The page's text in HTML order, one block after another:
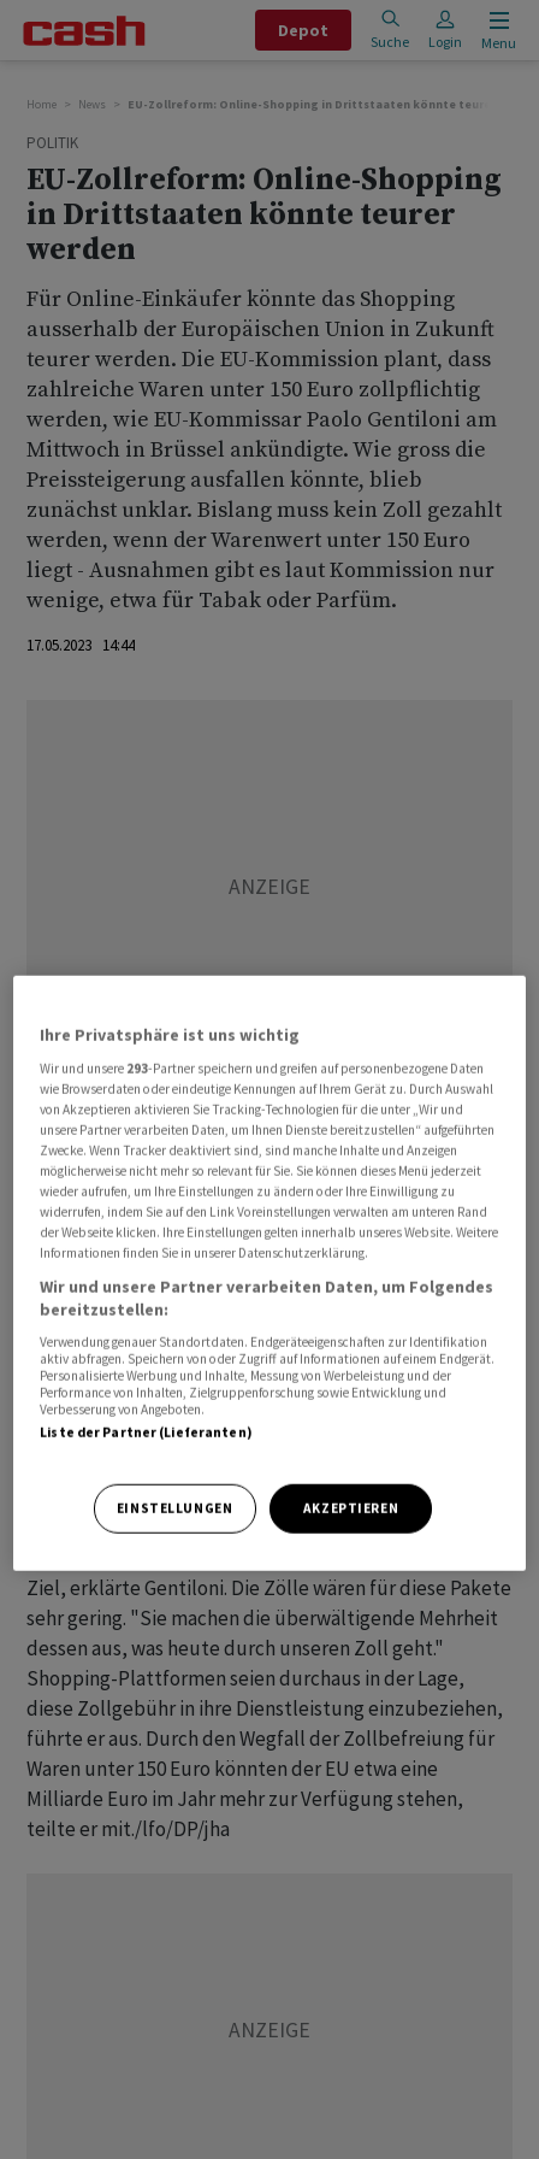
Depot
Suche Login Menu
Home News EU-Zollreform: Online-Shopping in Drittstaaten könnte teurer
POLITIK
EU-Zollreform: Online-Shopping
in Drittstaaten könnte teurer
werden
Für Online-Einkäufer könnte das Shopping
ausserhalb der Europäischen Union in Zukunft
teurer werden. Die EU-Kommission plant, dass
zahlreiche Waren unter 150 Euro zollpflichtig
werden, wie EU-Kommissar Paolo Gentiloni am
Mittwoch in Brüssel ankündigte. Wie gross die
Preissteigerung ausfallen könnte, blieb
zunächst unklar. Bislang muss kein Zoll gezahlt
werden, wenn der Warenwert unter 150 Euro
liegt - Ausnahmen gibt es laut Kommission nur
wenige, etwa für Tabak oder Parfüm.
17.05.2023 14:44
Mit der Reform sollen nun vor allem Online-
Shoppingportalen dafür verantwortlich gemacht
werden, dass die Zölle und die Mehrwertsteuer beim
Kauf gezahlt werden. Somit würden die
Verbraucherinnen und Verbraucher nicht mehr mit
versteckten Gebühren oder unerwartetem Papierkram
konfrontiert werden, wenn das Paket ankommt, hiess es
in einer Mitteilung. Derzeit werden Waren nach ihrer
Ankunft in der EU im Allgemeinen von den Zollbehörden
einbehalten und erst dann ausgeliefert, wenn die
Empfänger den Zoll beziehungsweise andere
notwendige Abgaben gezahlt haben, wie die
Eine Preissteigerung beim Kunden von Waren mit
Ziel, erklärte Gentiloni. Die Zölle wären für diese Pakete
sehr gering. "Sie machen die überwältigende Mehrheit
dessen aus, was heute durch unseren Zoll geht."
Shopping-Plattformen seien durchaus in der Lage,
diese Zollgebühr in ihre Dienstleistung einzubeziehen,
führte er aus. Durch den Wegfall der Zollbefreiung für
Waren unter 150 Euro könnten der EU etwa eine
Milliarde Euro im Jahr mehr zur Verfügung stehen,
teilte er mit./lfo/DP/jha
Ihre Privatsphäre ist uns wichtig
Wir und unsere 293-Partner speichern und greifen auf personenbezogene Daten
wie Browserdaten oder eindeutige Kennungen auf Ihrem Gerät zu. Durch Auswahl
von Akzeptieren aktivieren Sie Tracking-Technologien für die unter „Wir und
unsere Partner verarbeiten Daten, um Ihnen Dienste bereitzustellen“ aufgeführten
Zwecke. Wenn Tracker deaktiviert sind, sind manche Inhalte und Anzeigen
möglicherweise nicht mehr so relevant für Sie. Sie können dieses Menü jederzeit
wieder aufrufen, um Ihre Einstellungen zu ändern oder Ihre Einwilligung zu
widerrufen, indem Sie auf den Link Voreinstellungen verwalten am unteren Rand
der Webseite klicken. Ihre Einstellungen gelten innerhalb unseres Website. Weitere
Informationen finden Sie in unserer Datenschutzerklärung.
Wir und unsere Partner verarbeiten Daten, um Folgendes
bereitzustellen:
Verwendung genauer Standortdaten. Endgeräteeigenschaften zur Identifikation
aktiv abfragen. Speichern von oder Zugriff auf Informationen auf einem Endgerät.
Personalisierte Werbung und Inhalte, Messung von Werbeleistung und der
Performance von Inhalten, Zielgruppenforschung sowie Entwicklung und
Verbesserung von Angeboten.
Liste der Partner (Lieferanten)
EINSTELLUNGEN AKZEPTIEREN